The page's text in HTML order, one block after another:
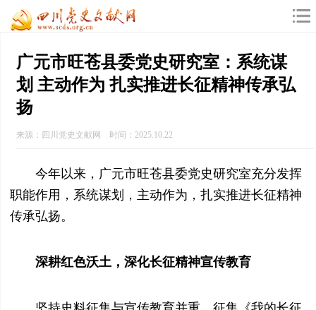
广元市旺苍县委党史研究室：系统谋
划 主动作为 扎实推进长征精神传承弘
扬
来源：四川党史文献网 时间：2025.10.22
今年以来，广元市旺苍县委党史研究室充分发挥
职能作用，系统谋划，主动作为，扎实推进长征精神
传承弘扬。
深耕红色沃土，深化长征精神宣传教育